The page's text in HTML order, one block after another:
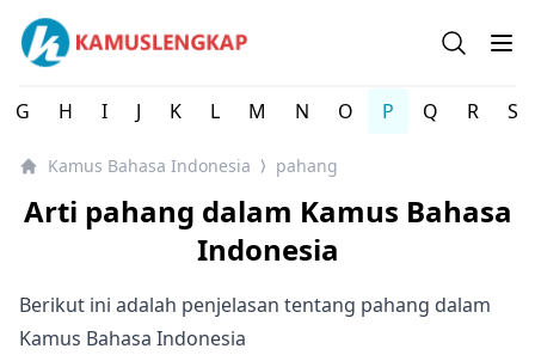
Kamus bahasa Indonesia - Kamus KBBI Bahasa
Open
G H I J K L M N O P Q R S
Kamus Bahasa Indonesia ⟩ pahang
Arti pahang dalam Kamus Bahasa
Indonesia
Berikut ini adalah penjelasan tentang pahang dalam
Kamus Bahasa Indonesia